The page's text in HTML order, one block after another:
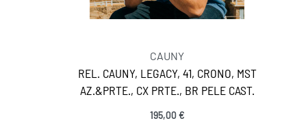
CAUNY
REL. CAUNY, LEGACY, 41, CRONO, MST
AZ.&PRTE., CX PRTE., BR PELE CAST.
195,00€